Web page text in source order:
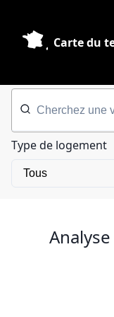
Carte du
Type de logement